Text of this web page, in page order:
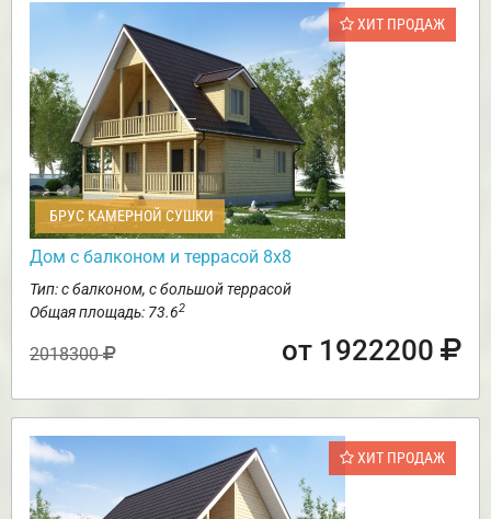
ХИТ ПРОДАЖ
БРУС КАМЕРНОЙ СУШКИ
Дом с балконом и террасой 8х8
Тип: с балконом, с большой террасой
Общая площадь: 73.62
2018300 от 1922200
ХИТ ПРОДАЖ